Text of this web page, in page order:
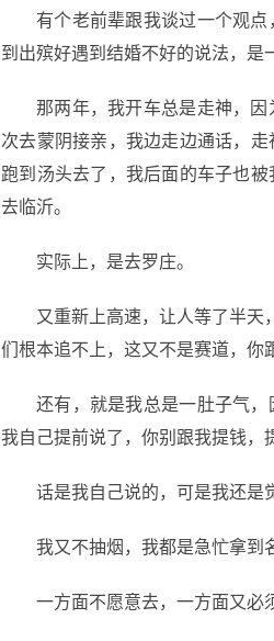
有个老前辈跟我谈过一个观
到出殡好遇到结婚不好的说法，是
那两年，我开车总是走神，
次去蒙阴接亲，我边走边通话，
跑到汤头去了，我后面的车子也
去临沂。
实际上，是去罗庄。
又重新上高速，让人等了半天
们根本追不上，这又不是赛道，你
还有，就是我总是一肚子气
我自己提前说了，你别跟我提钱，
话是我自己说的，可是我还是
我又不抽烟，我都是急忙拿到
一方面不愿意去，一方面又